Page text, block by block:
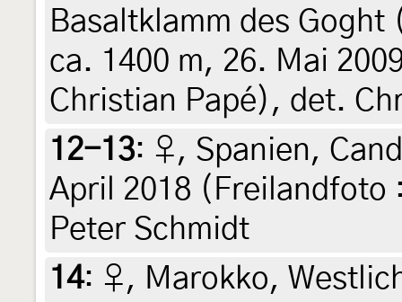
Basaltklamm des
ca. 1400 m, 26. Mai
Christian Papé), det.
12-13: ♀, Spanien,
April 2018
Peter Schmidt
14: ♀, Marokko,